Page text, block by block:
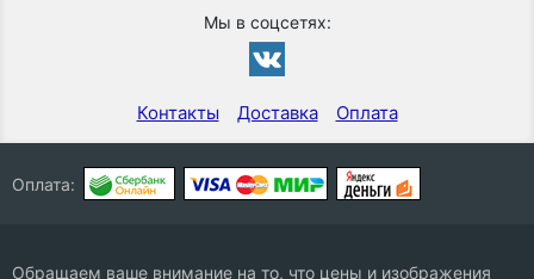
Мы в соцсетях:
Контакты Доставка Оплата
Оплата:
Обращаем ваше внимание на то, что цены и изображения